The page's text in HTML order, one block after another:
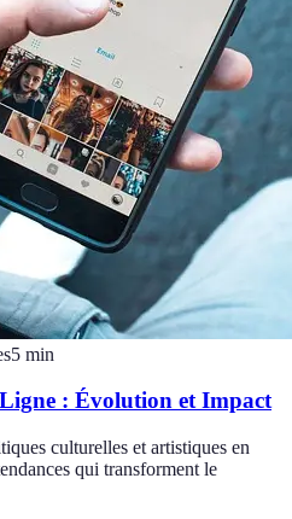
5 min
: Évolution et Impact
culturelles et artistiques en
qui transforment le